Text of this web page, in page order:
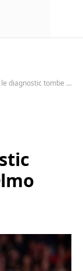
tombe pour Dani Olmo